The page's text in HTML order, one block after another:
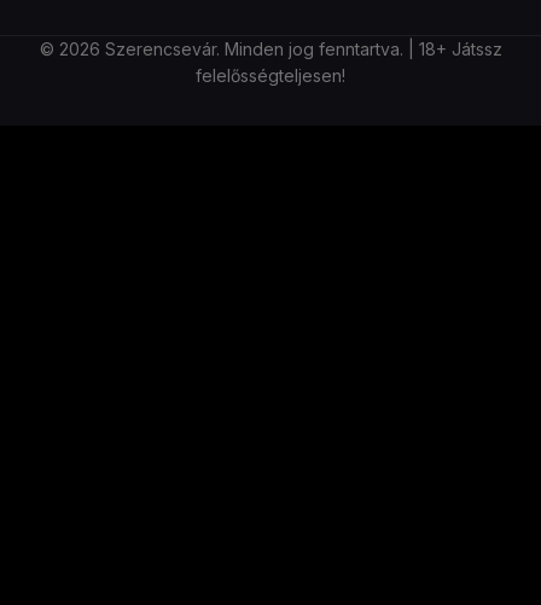
© 2026 Szerencsevár. Minden jog fenntartva. | 18+ Játssz
felelősségteljesen!